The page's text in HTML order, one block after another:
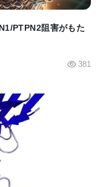
しているミシガ
外科研究教授で
ビッチ医学博士
いることに注目
子を神経膠腫の
表面には、主に
結合するペプチ
PTPN2阻害がもた
381